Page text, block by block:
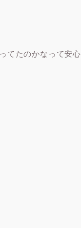
てたのかなって安心